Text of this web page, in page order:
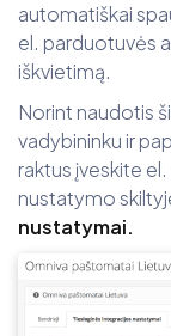
automatiškai
el. parduotuvės
iškvietimą.
Norint naudotis
vadybininku ir
raktus įveskite
nustatymo
nustatymai.